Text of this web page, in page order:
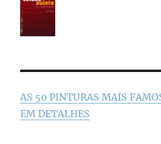
AS 50 PINTURAS MAIS
EM DETALHES